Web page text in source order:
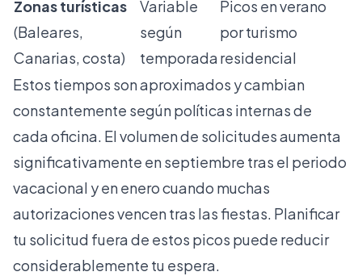
Zonas turísticas
(Baleares,
Canarias, costa)
Variable
según
temporada
Picos en verano
por turismo
residencial
Estos tiempos son aproximados y cambian
constantemente según políticas internas de
cada oficina. El volumen de solicitudes aumenta
significativamente en septiembre tras el periodo
vacacional y en enero cuando muchas
autorizaciones vencen tras las fiestas. Planificar
tu solicitud fuera de estos picos puede reducir
considerablemente tu espera.